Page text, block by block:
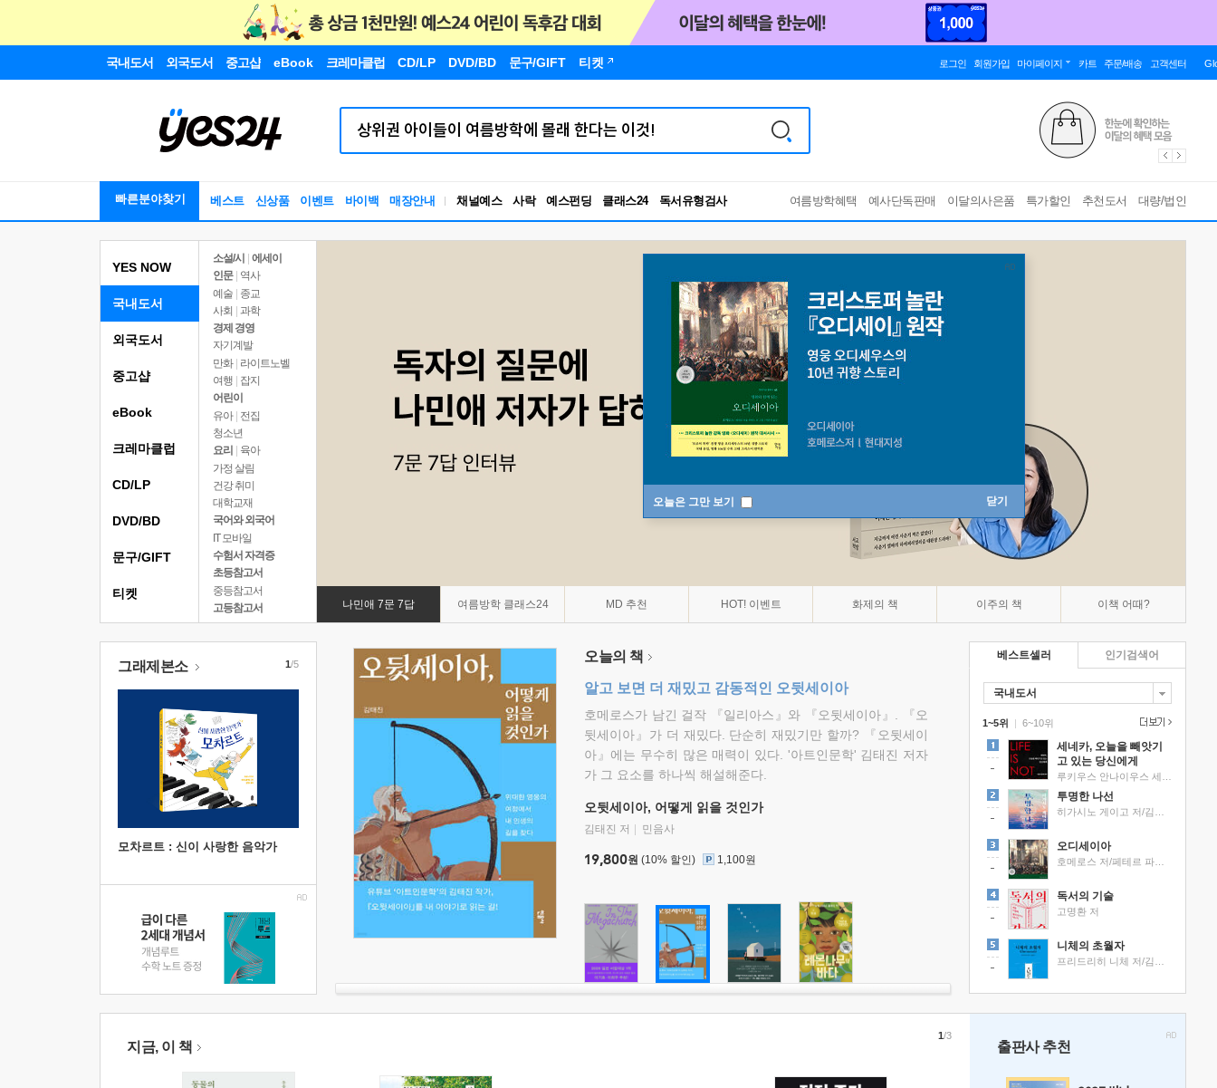
국내도서 외국도서 중고샵 eBook 크레마클럽 CD/LP DVD/BD 문구/GIFT 티켓 로그인 회원가입 마이페이지 카트 주문/배송 고객센터
빠른분야찾기 베스트 신상품 이벤트 바이백 매장안내 채널예스 사락 예스펀딩 클래스24
독서유형검사
RBTI Lab
독서유형검사
여름방학혜택 예사단독판매 이달의사은품 특가할인 추천도서 대량/법인
오늘은 그만 보기 닫기
YES NOW
국내도서
소설/시
에세이
인문
역사
예술 | 종교
사회 | 과학
경제 경영
자기계발
만화 | 라이트노벨
여행
잡지
어린이
유아 | 전집
청소년
요리
육아
가정 살림
건강 취미
대학교재
국어와 외국어
IT 모바일
수험서 자격증
초등참고서
중등참고서
고등참고서
나민애 7문 7답 여름방학 클래스24 MD 추천 HOT! 이벤트 화제의 책 이주의 책 이책 어때?
외국도서
중고샵
eBook
크레마클럽
CD/LP
DVD/BD
문구/GIFT
티켓
그래제본소
모차르트 : 신이 사랑한 음악가
1/5 오늘의 책
알고 보면 더 재밌고 감동적인 오뒷세이아
호메로스가 남긴 걸작 『일리아스』와 『오뒷세이아』. 『오
뒷세이아』가 더 재밌다. 단순히 재밌기만 할까? 『오뒷세이
아』에는 무수히 많은 매력이 있다. '아트인문학' 김태진 저자
가 그 요소를 하나씩 해설해준다.
오뒷세이아, 어떻게 읽을 것인가
김태진 저 민음사
19,800원 (10% 할인) 1,100원
베스트셀러
국내도서
1~5위 |
세네카, 오늘을 빼앗기
고 있는 당신에게
투명한 나선
오디세이아
독서의 기술
고명환 저
니체의 초월자
6~10위
인기검색어
지금, 이 책
1/3
출판사 추천